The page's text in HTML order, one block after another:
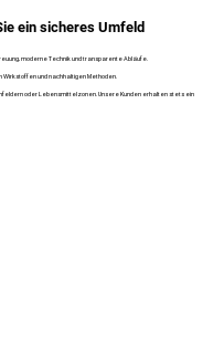
ein sicheres Umfeld
moderne Technik und transparente Abläufe.
und nachhaltigen Methoden.
oder Lebensmittelzonen. Unsere Kunden erhalten stets ein